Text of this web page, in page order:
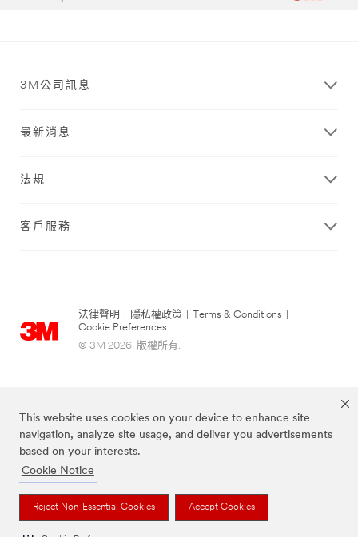
This website uses cookies on your device to enhance site
navigation, analyze site usage, and deliver you advertisements
based on your interests.
Cookie Notice
Reject Non-Essential Cookies Accept Cookies
3M公司訊息
最新消息
法規
客戶服務
法律聲明 隱私權政策 Terms & Conditions
Cookie Preferences
© 3M 2026. 版權所有.
上述品牌均為3M公司的註冊商標